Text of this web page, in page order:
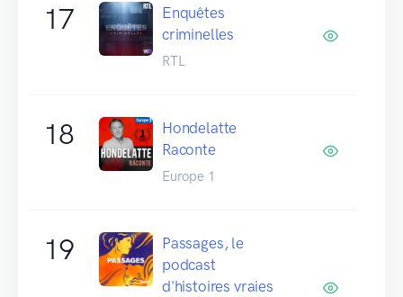
17
Enquêtes
criminelles
RTL
18
Hondelatte
Raconte
Europe 1
19
Passages, le
podcast
d'histoires vraies